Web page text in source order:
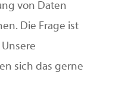
von Daten
Die Frage ist
sich das gerne